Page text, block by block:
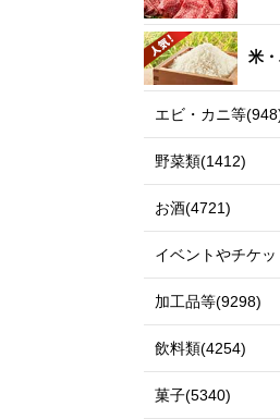
米
エビ・カニ等
野菜類(1412)
お酒(4721)
イベントやチケ
加工品等(9298)
飲料類(4254)
菓子(5340)